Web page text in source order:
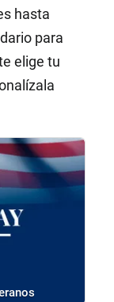
hasta
para
elige tu